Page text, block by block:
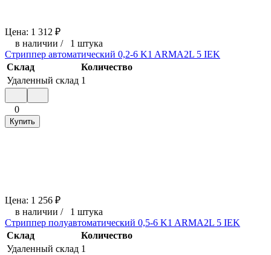
Цена: 1 312 ₽
в наличии / 1 штука
Стриппер автоматический 0,2-6 K1 ARMA2L 5 IEK
Склад
Количество
Удаленный склад 1
0
Купить
Цена: 1 256 ₽
в наличии / 1 штука
Стриппер полуавтоматический 0,5-6 K1 ARMA2L 5 IEK
Склад
Количество
Удаленный склад 1